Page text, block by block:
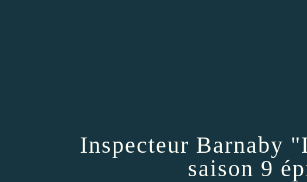
Inspecteur Barnaby
saison 9